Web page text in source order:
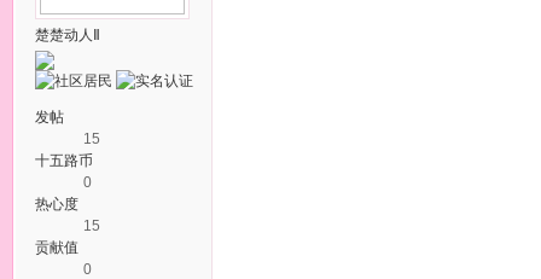
楚楚动人Ⅱ
发帖
15
十五路币
0
热心度
15
贡献值
0